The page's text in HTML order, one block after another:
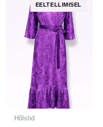
Hõlstid